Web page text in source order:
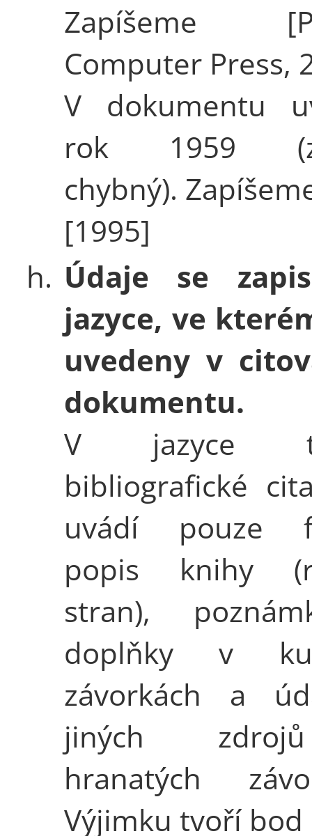
Zapíšeme
Computer Press,
V dokumentu
rok 1959
chybný).
[1995]
h. Údaje se
jazyce, ve
uvedeny v
dokumentu.
V jazyce
bibliografické
uvádí pouze
popis knihy
stran),
doplňky v
závorkách a
jiných
hranatých
Výjimku tvoří bod